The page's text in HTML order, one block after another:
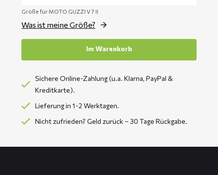
Größe für MOTO GUZZI V 7 II
Was ist meine Größe?
Im Warenkorb
Sichere Online-Zahlung (u.a. Klarna, PayPal &
Kreditkarte).
Lieferung in 1-2 Werktagen.
Nicht zufrieden? Geld zurück – 30 Tage Rückgabe.